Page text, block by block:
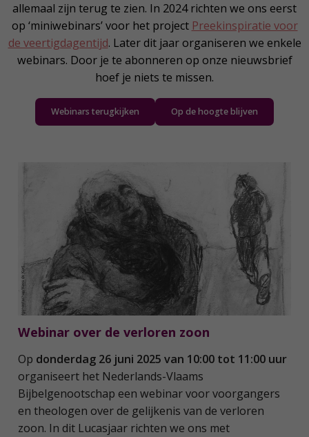
allemaal zijn terug te zien. In 2024 richten we ons eerst
op ‘miniwebinars’ voor het project Preekinspiratie voor
de veertigdagentijd. Later dit jaar organiseren we enkele
webinars. Door je te abonneren op onze nieuwsbrief
hoef je niets te missen.
Webinars terugkijken Op de hoogte blijven
Webinar over de verloren zoon
Op donderdag 26 juni 2025 van 10:00 tot 11:00 uur
organiseert het Nederlands-Vlaams
Bijbelgenootschap een webinar voor voorgangers
en theologen over de gelijkenis van de verloren
zoon. In dit Lucasjaar richten we ons met